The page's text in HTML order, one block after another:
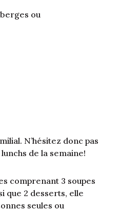
ou
N’hésitez donc pas
de la semaine!
comprenant 3 soupes
que 2 desserts, elle
seules ou